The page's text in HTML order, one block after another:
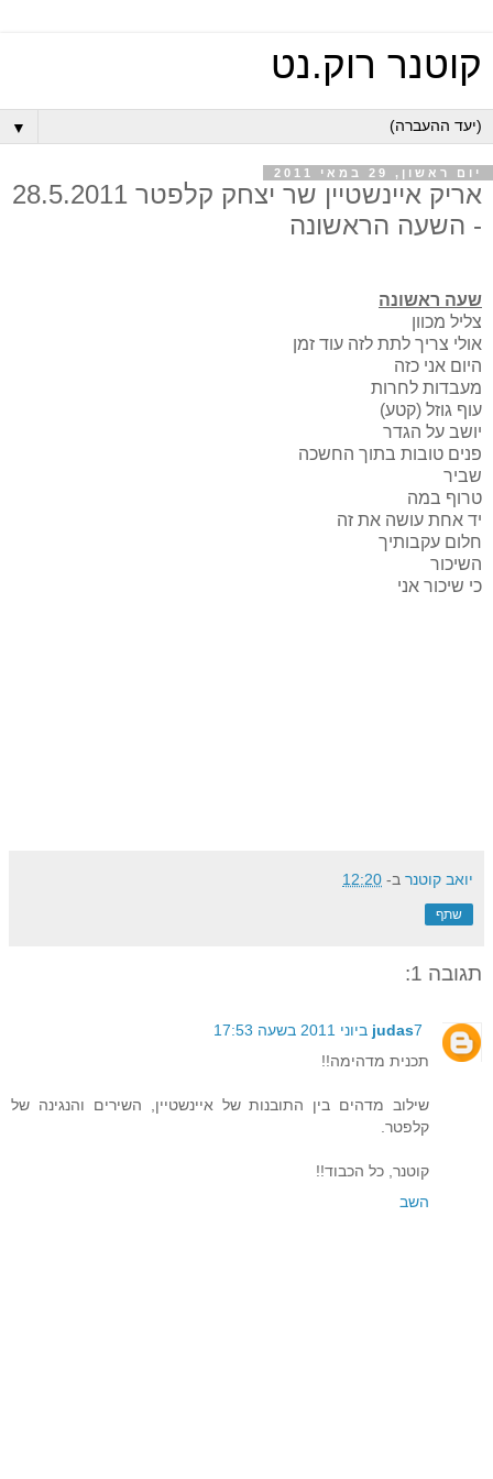
קוטנר רוק.נט
▼
יום ראשון, 29 במאי 2011
אריק איינשטיין שר יצחק קלפטר 28.5.2011
- השעה הראשונה
שעה ראשונה
צליל מכוון
אולי צריך לתת לזה עוד זמן
היום אני כזה
מעבדות לחרות
עוף גוזל (קטע)
יושב על הגדר
פנים טובות בתוך החשכה
שביר
טרוף במה
יד אחת עושה את זה
חלום עקבותיך
השיכור
כי שיכור אני
יואב קוטנר ב- 12:20
שתף
תגובה 1:
judas7 ביוני 2011 בשעה 17:53
תכנית מדהימה!!
שילוב מדהים בין התובנות של איינשטיין, השירים והנגינה של
קלפטר.
קוטנר, כל הכבוד!!
השב